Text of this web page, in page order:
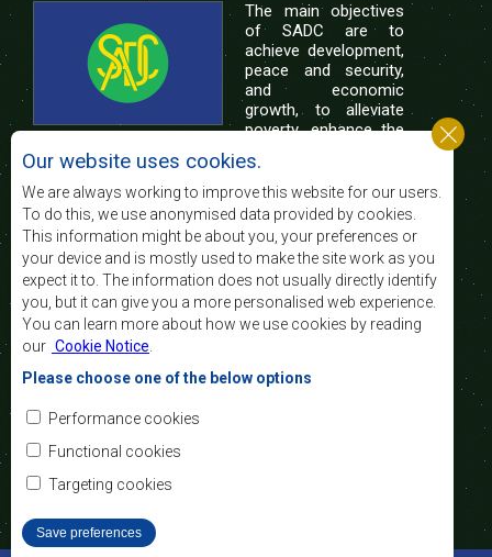
The main objectives
of SADC are to
achieve development,
peace and security,
and economic
growth, to alleviate
poverty, enhance the
of life of the peoples of Southern Africa, and
support the socially disadvantaged through
regional integration, built on democratic principles
and equitable and sustainable development.
Contact Us
SADC House
Plot No. 54385
Central Business District
Private Bag 0095
Our website uses cookies.
We are always working to improve this website for our users.
To do this, we use anonymised data provided by cookies.
This information might be about you, your preferences or
your device and is mostly used to make the site work as you
expect it to. The information does not usually directly identify
you, but it can give you a more personalised web experience.
You can learn more about how we use cookies by reading
our Cookie Notice
Please choose one of the below options
Performance cookies
Functional cookies
Targeting cookies
Save preferences